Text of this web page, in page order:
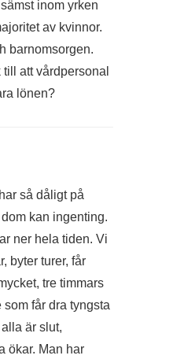
inom yrken
av kvinnor.
barnomsorgen.
att vårdpersonal
lönen?
så dåligt på
kan ingenting.
ner hela tiden. Vi
byter turer, får
tre timmars
får dra tyngsta
är slut,
ökar. Man har